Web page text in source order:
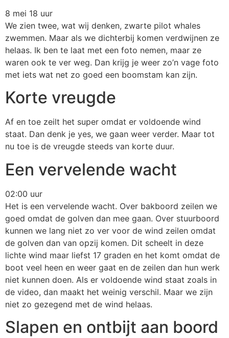
8 mei 18 uur
We zien twee, wat wij denken, zwarte pilot whales
zwemmen. Maar als we dichterbij komen verdwijnen ze
helaas. Ik ben te laat met een foto nemen, maar ze
waren ook te ver weg. Dan krijg je weer zo’n vage foto
met iets wat net zo goed een boomstam kan zijn.
Korte vreugde
Af en toe zeilt het super omdat er voldoende wind
staat. Dan denk je yes, we gaan weer verder. Maar tot
nu toe is de vreugde steeds van korte duur.
Een vervelende wacht
02:00 uur
Het is een vervelende wacht. Over bakboord zeilen we
goed omdat de golven dan mee gaan. Over stuurboord
kunnen we lang niet zo ver voor de wind zeilen omdat
de golven dan van opzij komen. Dit scheelt in deze
lichte wind maar liefst 17 graden en het komt omdat de
boot veel heen en weer gaat en de zeilen dan hun werk
niet kunnen doen. Als er voldoende wind staat zoals in
de video, dan maakt het weinig verschil. Maar we zijn
niet zo gezegend met de wind helaas.
Slapen en ontbijt aan boord